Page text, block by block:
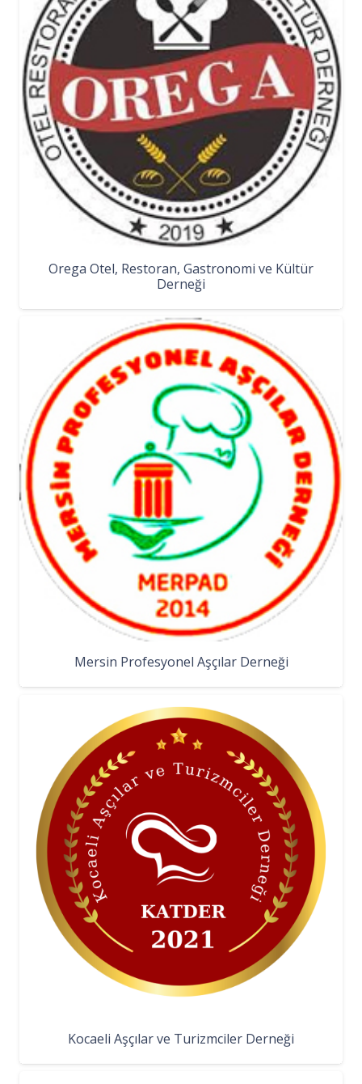
Orega Otel, Restoran, Gastronomi ve Kültür
Derneği
Mersin Profesyonel Aşçılar Derneği
Kocaeli Aşçılar ve Turizmciler Derneği